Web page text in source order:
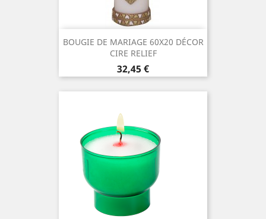
BOUGIE DE MARIAGE 60X20 DÉCOR
CIRE RELIEF
Prix
32,45 €